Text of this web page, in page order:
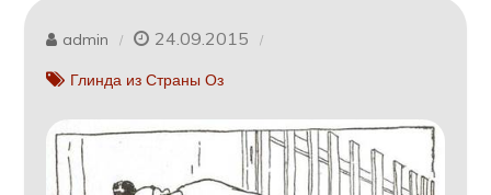
admin 24.09.2015
Глинда из Страны Оз